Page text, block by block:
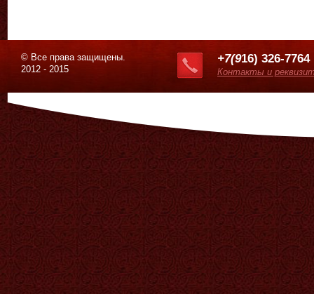
© Все права защищены.
2012 - 2015
+7(916) 326-7764
Контакты и